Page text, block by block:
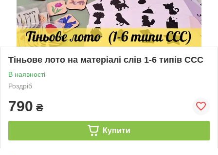
Тіньове лото на матеріалі слів 1-6 типів ССС
В наявності
Роздріб
790 ₴
Купити